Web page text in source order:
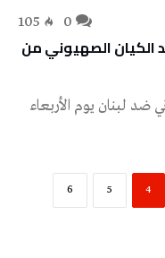
105
الكيان الصهيوني من
4
5
6